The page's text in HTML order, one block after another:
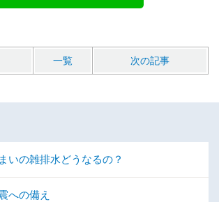
一覧 次の記事
いの雑排水どうなるの？
への備え